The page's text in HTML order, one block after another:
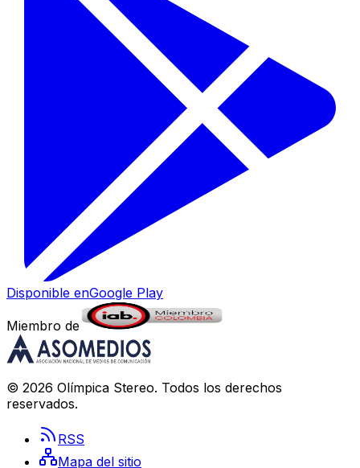
Disponible enGoogle Play
Miembro de
© 2026 Olímpica Stereo. Todos los derechos
reservados.
RSS
Mapa del sitio